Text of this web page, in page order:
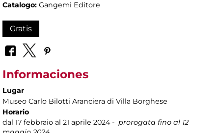
Catalogo: Gangemi Editore
Gratis
Informaciones
Lugar
Museo Carlo Bilotti Aranciera di Villa Borghese
Horario
dal 17 febbraio al 21 aprile 2024 - prorogata fino al 12